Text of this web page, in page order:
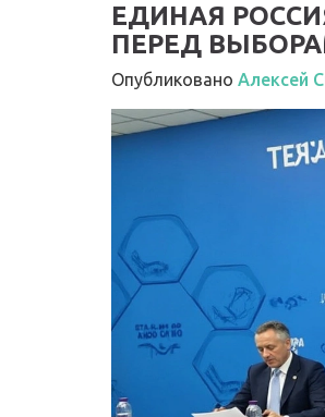
ЕДИНАЯ
ПЕРЕД
Опубликовано Алексей